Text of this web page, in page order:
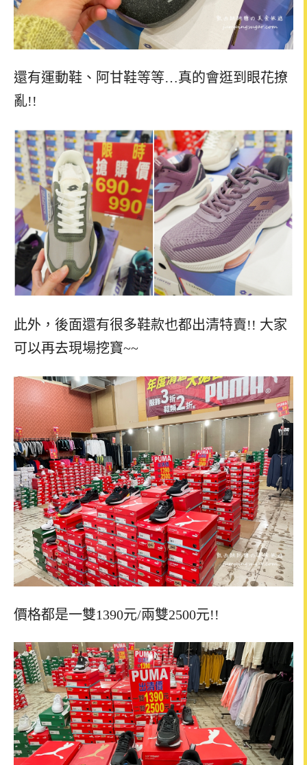
還有運動鞋、阿甘鞋等等…真的會逛到眼花撩
亂!!
此外，後面還有很多鞋款也都出清特賣!! 大家
可以再去現場挖寶~~
價格都是一雙1390元/兩雙2500元!!